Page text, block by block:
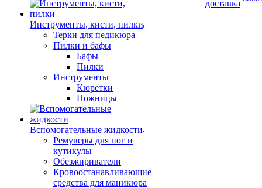
Инструменты, кисти, пилки
Терки для педикюра
Пилки и бафы
Бафы
Пилки
Инструменты
Кюретки
Ножницы
Вспомогательные жидкости
Ремуверы для ног и
кутикулы
Обезжириватели
Кровоостанавливающие
средства для маникюра
доставка